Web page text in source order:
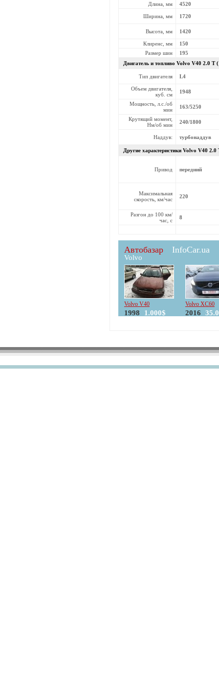
Длина, мм 4520
Ширина, мм 1720
Высота, мм 1420
Клиренс, мм
150
Размер шин
195
Двигатель и топливо Volvo V40 2.0 T
Тип двигателя L4
Объем двигателя,
куб. см
1948
Мощность, л.с./об
мин
163/5250
Крутящий момент,
Нм/об мин
240/1800
Наддув: турбонаддув
Другие характеристики Volvo V40 2.0
Привод передний
Максимальная
скорость, км/час
220
Разгон до 100 км/
час, с
8
Автобазар InfoCar.ua
Volvo
Volvo V40
1998 1.000$
Volvo XC60
2016